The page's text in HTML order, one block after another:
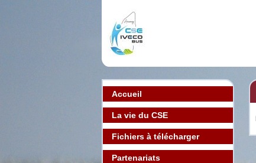
Accueil
La vie du CSE
Fichiers à télécharger
Partenariats